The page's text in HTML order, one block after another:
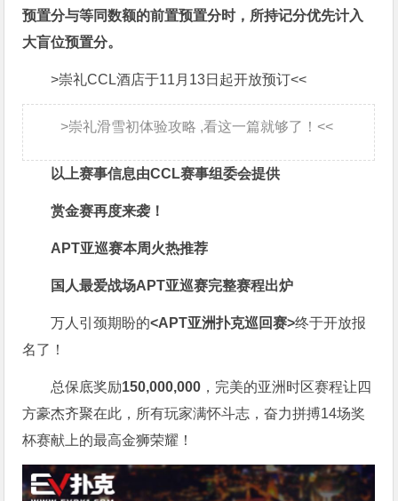
预置分与等同数额的前置预置分时，所持记分优先计入
大盲位预置分。
>崇礼CCL酒店于11月13日起开放预订<<
>崇礼滑雪初体验攻略 ,看这一篇就够了！<<
以上赛事信息由CCL赛事组委会提供
赏金赛再度来袭！
APT亚巡赛本周火热推荐
国人最爱战场APT亚巡赛完整赛程出炉
万人引颈期盼的<APT亚洲扑克巡回赛>终于开放报
名了！
总保底奖励150,000,000 ，完美的亚洲时区赛程让四
方豪杰齐聚在此，所有玩家满怀斗志，奋力拼搏14场奖
杯赛献上的最高金狮荣耀！